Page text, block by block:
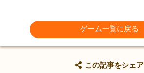
ゲーム一覧に戻る
この記事をシェア